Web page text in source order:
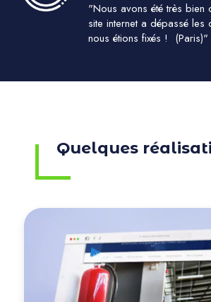
"Nous avons été très bien
site internet a dépassé les
nous étions fixés ! (Paris)"
Quelques